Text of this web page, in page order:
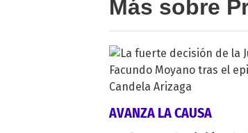
Más sobre
AVANZA LA CAUSA